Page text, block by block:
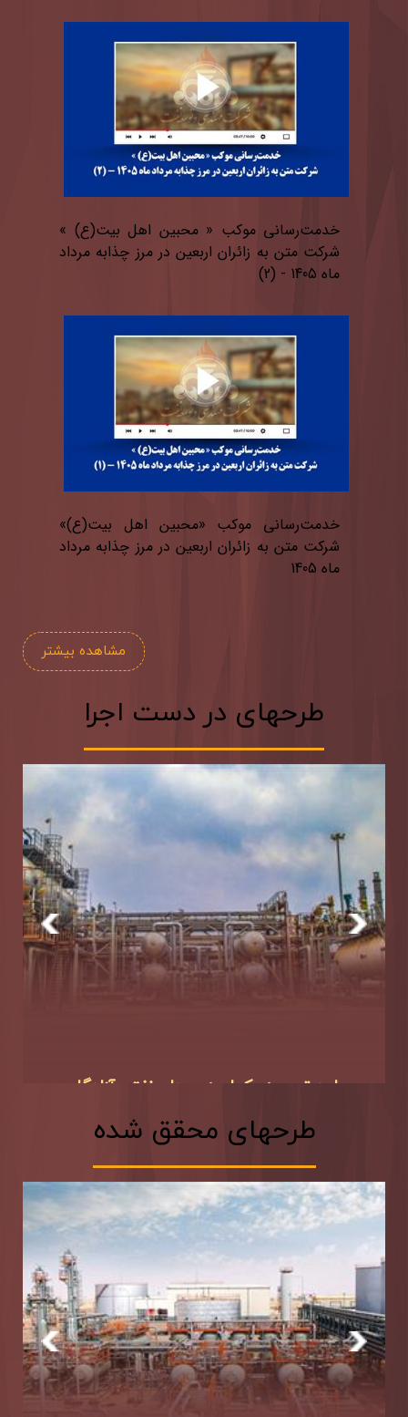
خدمت‌رسانی موكب « محبین اهل بیت(ع) »
شركت متن به زائران اربعین در مرز چذابه مرداد
ماه 1405 - (2)
خدمت‌رسانی موكب «محبین اهل بیت(ع)»
شركت متن به زائران اربعین در مرز چذابه مرداد
ماه 1405
مشاهده بیشتر
طرحهای در دست اجرا
طرحهای محقق شده